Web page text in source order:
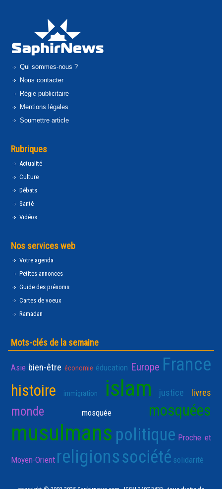
Qui sommes-nous ?
Nous contacter
Régie publicitaire
Mentions légales
Soumettre article
Rubriques
Actualité
Culture
Débats
Santé
Vidéos
Nos services web
Votre agenda
Petites annonces
Guide des prénoms
Cartes de voeux
Ramadan
Mots-clés de la semaine
Asie bien-être économie éducation Europe France
histoire immigration islam justice livres
monde mosquée mosquées
musulmans politique Proche et
Moyen-Orient religionssociété solidarité